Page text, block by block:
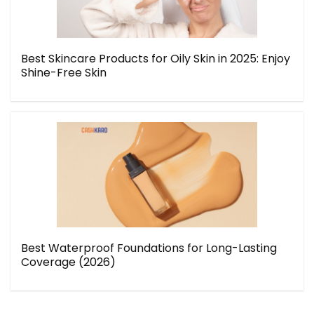
Best Skincare Products for Oily Skin in 2025: Enjoy
Shine-Free Skin
Best Waterproof Foundations for Long-Lasting
Coverage (2026)